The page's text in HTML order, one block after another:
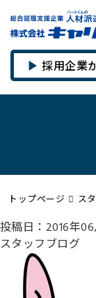
採用企業
トップページ ス
投稿日：2016年
スタッフブログ